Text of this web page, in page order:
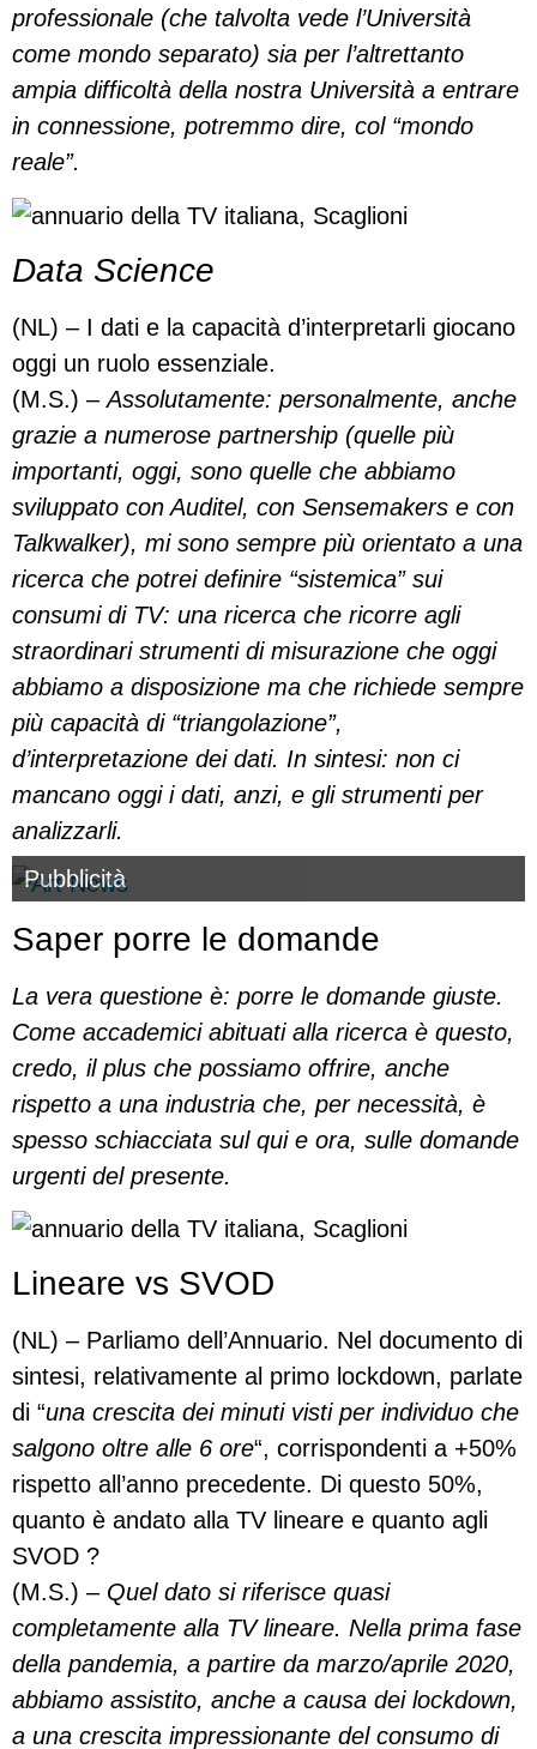
professionale (che talvolta vede l’Università
come mondo separato) sia per l’altrettanto
ampia difficoltà della nostra Università a entrare
in connessione, potremmo dire, col “mondo
reale”.
Data Science
(NL) – I dati e la capacità d’interpretarli giocano
oggi un ruolo essenziale.
(M.S.) –Assolutamente: personalmente, anche
grazie a numerose partnership (quelle più
importanti, oggi, sono quelle che abbiamo
sviluppato con Auditel, con Sensemakers e con
Talkwalker), mi sono sempre più orientato a una
ricerca che potrei definire “sistemica” sui
consumi di TV: una ricerca che ricorre agli
straordinari strumenti di misurazione che oggi
abbiamo a disposizione ma che richiede sempre
più capacità di “triangolazione”,
d’interpretazione dei dati. In sintesi: non ci
mancano oggi i dati, anzi, e gli strumenti per
analizzarli.
Pubblicità
Saper porre le domande
La vera questione è: porre le domande giuste.
Come accademici abituati alla ricerca è questo,
credo, il plus che possiamo offrire, anche
rispetto a una industria che, per necessità, è
spesso schiacciata sul qui e ora, sulle domande
urgenti del presente.
Lineare vs SVOD
(NL) – Parliamo dell’Annuario. Nel documento di
sintesi, relativamente al primo lockdown, parlate
di “una crescita dei minuti visti per individuo che
salgono oltre alle 6 ore“, corrispondenti a +50%
rispetto all’anno precedente. Di questo 50%,
quanto è andato alla TV lineare e quanto agli
SVOD ?
(M.S.) –Quel dato si riferisce quasi
completamente alla TV lineare. Nella prima fase
della pandemia, a partire da marzo/aprile 2020,
abbiamo assistito, anche a causa dei lockdown,
a una crescita impressionante del consumo di